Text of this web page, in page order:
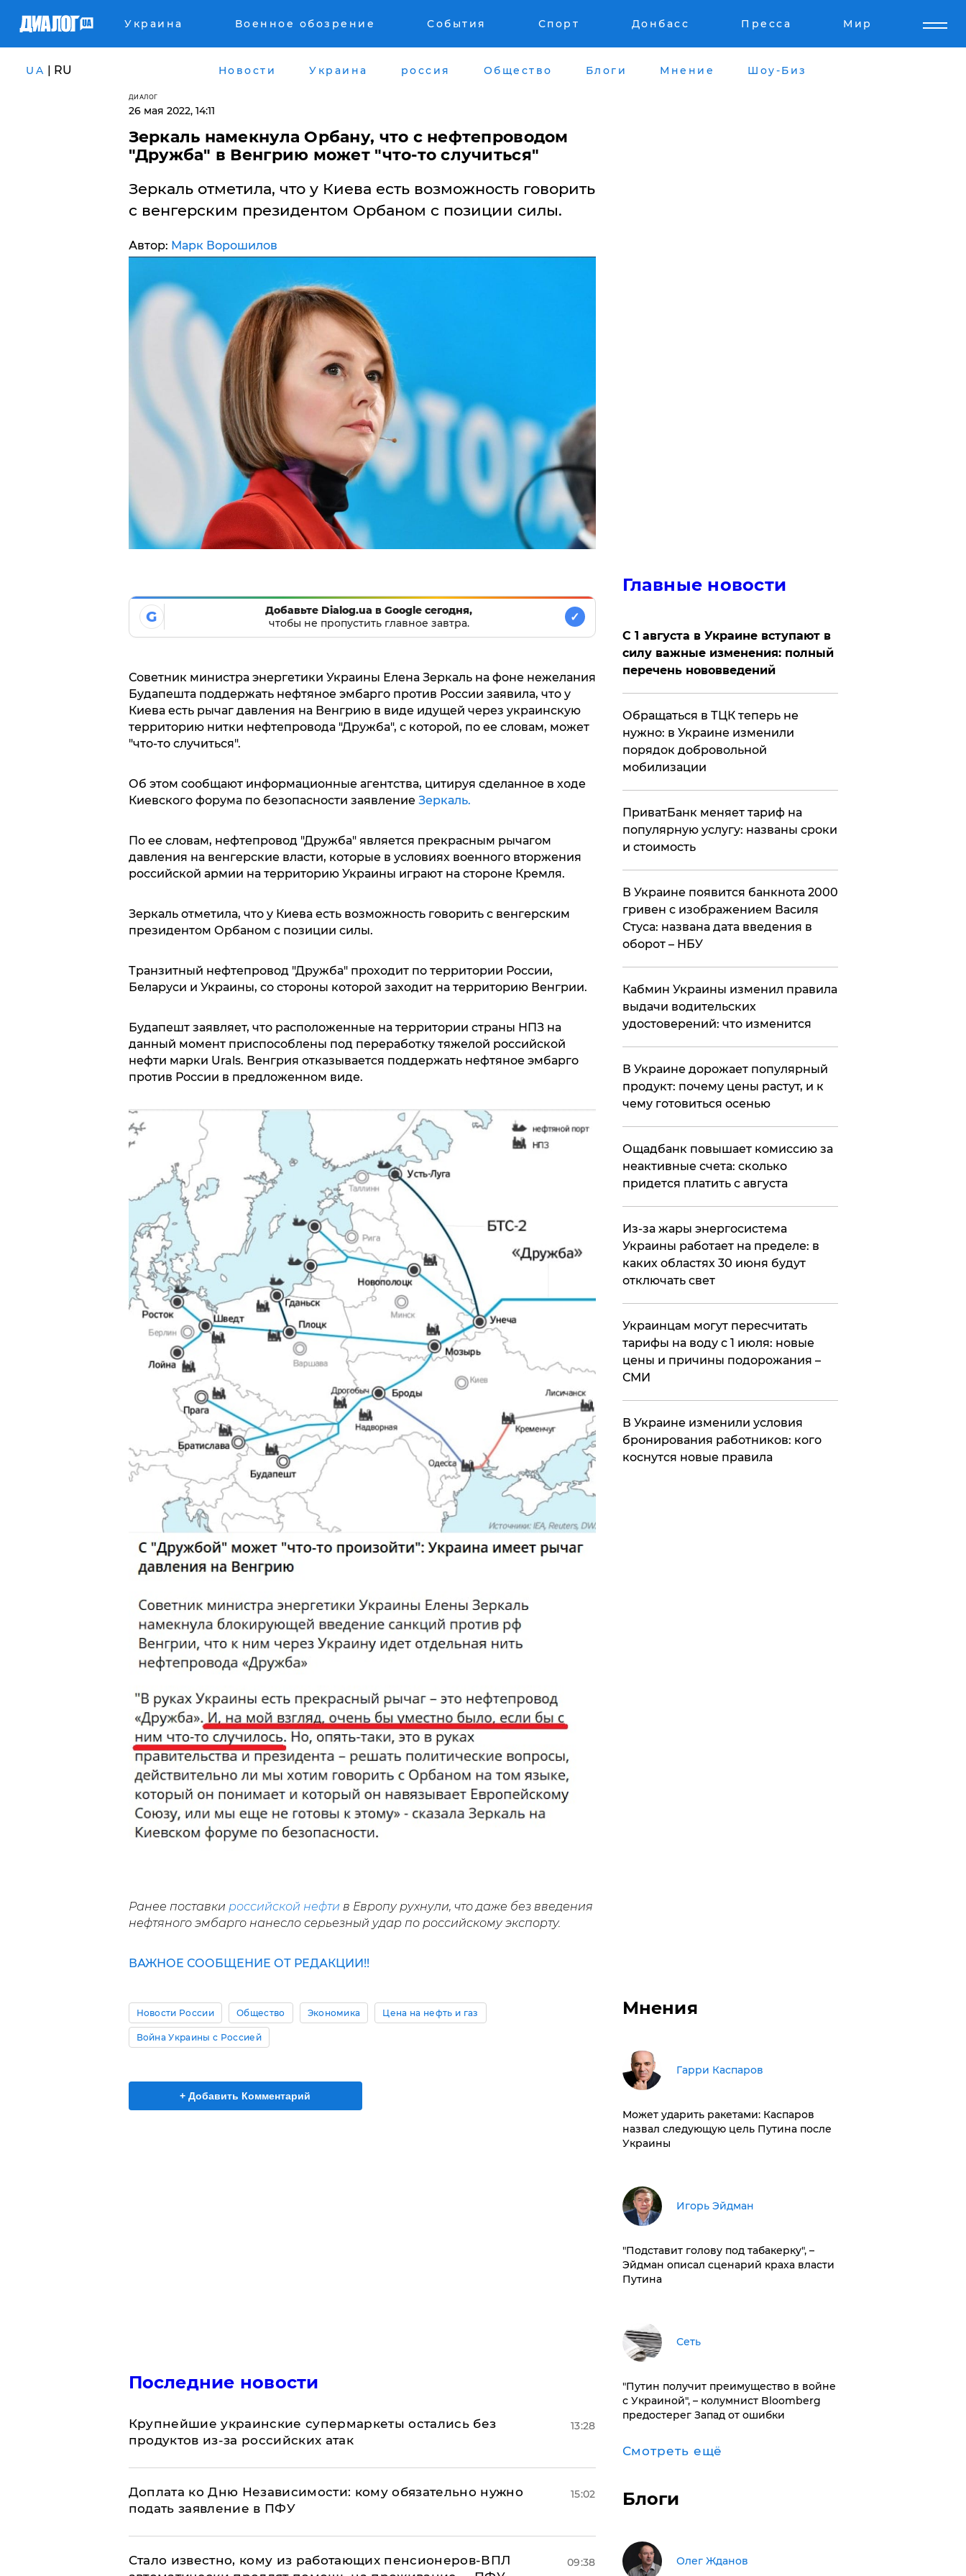
Украина Военное обозрение События Спорт Донбасс Пресса Мир
UA | RU Новости Украина россия Общество Блоги Мнение Шоу-Биз
ДИАЛОГ
26 мая 2022, 14:11
Зеркаль намекнула Орбану, что с нефтепроводом
"Дружба" в Венгрию может "что-то случиться"
Зеркаль отметила, что у Киева есть возможность говорить
с венгерским президентом Орбаном с позиции силы.
Автор: Марк Ворошилов
G
Добавьте Dialog.ua в Google сегодня,
чтобы не пропустить главное завтра.
✓
Советник министра энергетики Украины Елена Зеркаль на фоне нежелания
Будапешта поддержать нефтяное эмбарго против России заявила, что у
Киева есть рычаг давления на Венгрию в виде идущей через украинскую
территорию нитки нефтепровода "Дружба", с которой, по ее словам, может
"что-то случиться".
Об этом сообщают информационные агентства, цитируя сделанное в ходе
Киевского форума по безопасности заявление Зеркаль.
По ее словам, нефтепровод "Дружба" является прекрасным рычагом
давления на венгерские власти, которые в условиях военного вторжения
российской армии на территорию Украины играют на стороне Кремля.
Зеркаль отметила, что у Киева есть возможность говорить с венгерским
президентом Орбаном с позиции силы.
Транзитный нефтепровод "Дружба" проходит по территории России,
Беларуси и Украины, со стороны которой заходит на территорию Венгрии.
Будапешт заявляет, что расположенные на территории страны НПЗ на
данный момент приспособлены под переработку тяжелой российской
нефти марки Urals. Венгрия отказывается поддержать нефтяное эмбарго
против России в предложенном виде.
Ранее поставки российской нефти в Европу рухнули, что даже без введения
нефтяного эмбарго нанесло серьезный удар по российскому экспорту.
ВАЖНОЕ СООБЩЕНИЕ ОТ РЕДАКЦИИ!!
Новости России Общество Экономика Цена на нефть и газ
Война Украины с Россией
+ Добавить Комментарий
Последние новости
Крупнейшие украинские супермаркеты остались без
продуктов из-за российских атак
13:28
Доплата ко Дню Независимости: кому обязательно нужно
подать заявление в ПФУ
15:02
Стало известно, кому из работающих пенсионеров-ВПЛ
09:38
Главные новости
С 1 августа в Украине вступают в
силу важные изменения: полный
перечень нововведений
Обращаться в ТЦК теперь не
нужно: в Украине изменили
порядок добровольной
мобилизации
ПриватБанк меняет тариф на
популярную услугу: названы сроки
и стоимость
В Украине появится банкнота 2000
гривен с изображением Василя
Стуса: названа дата введения в
оборот – НБУ
Кабмин Украины изменил правила
выдачи водительских
удостоверений: что изменится
В Украине дорожает популярный
продукт: почему цены растут, и к
чему готовиться осенью
​Ощадбанк повышает комиссию за
неактивные счета: сколько
придется платить с августа
Из-за жары энергосистема
Украины работает на пределе: в
каких областях 30 июня будут
отключать свет
Украинцам могут пересчитать
тарифы на воду с 1 июля: новые
цены и причины подорожания –
СМИ
В Украине изменили условия
бронирования работников: кого
коснутся новые правила
Мнения
Гарри Каспаров
Может ударить ракетами: Каспаров
назвал следующую цель Путина после
Украины
Игорь Эйдман
​"Подставит голову под табакерку", –
Эйдман описал сценарий краха власти
Путина
Сеть
"Путин получит преимущество в войне
с Украиной", – колумнист Bloomberg
предостерег Запад от ошибки
Смотреть ещё
Блоги
Олег Жданов